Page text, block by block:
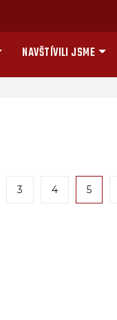
NAVŠTÍVILI JSME
3 4 5